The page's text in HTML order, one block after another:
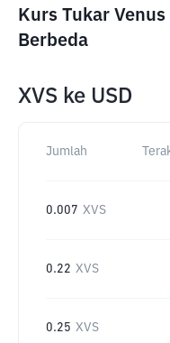
Kurs Tukar
Berbeda
XVS ke USD
Jumlah
0.007 XVS
0.22 XVS
0.25 XVS